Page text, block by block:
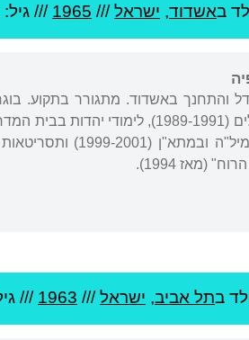
באשדוד, ישראל///
1965 /// גיל: 61
(מאז 1994).
בתל אביב, ישראל///
1963 /// גיל: